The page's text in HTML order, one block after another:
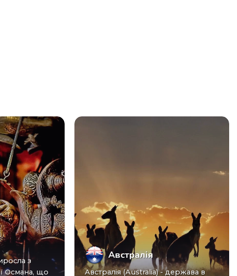
Османа, що
Австралія
Австралія (Australia) - ​​держава в